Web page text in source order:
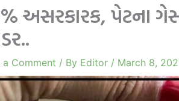
અસરકારક, પેટના
a Comment / By Editor / March 8,